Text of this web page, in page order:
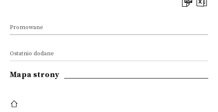
Promowane
Ostatnio dodane
Mapa strony